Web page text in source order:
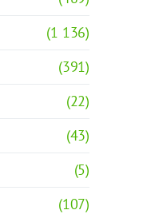
(1 136)
(391)
(22)
(43)
(5)
(107)